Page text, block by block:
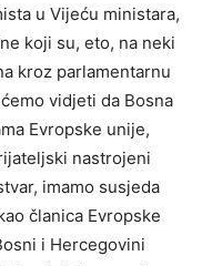
u Vijeću ministara,
koji su, eto, na neki
kroz parlamentarnu
vidjeti da Bosna
Evropske unije,
nastrojeni
imamo susjeda
članica Evropske
i Hercegovini